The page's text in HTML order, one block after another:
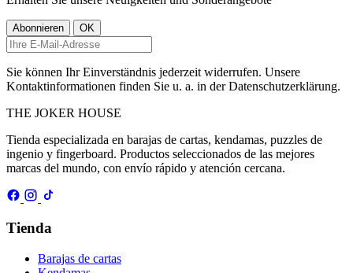
Sie können Ihr Einverständnis jederzeit widerrufen. Unsere
Kontaktinformationen finden Sie u. a. in der Datenschutzerklärung.
THE JOKER HOUSE
Tienda especializada en barajas de cartas, kendamas, puzzles de
ingenio y fingerboard. Productos seleccionados de las mejores
marcas del mundo, con envío rápido y atención cercana.
Tienda
Barajas de cartas